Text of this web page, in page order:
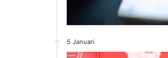
5 Januari